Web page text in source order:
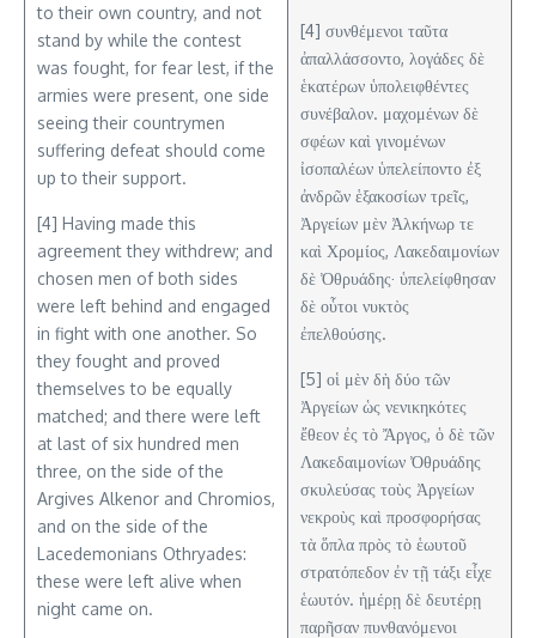
to their own country, and not
stand by while the contest
was fought, for fear lest, if the
armies were present, one side
seeing their countrymen
suffering defeat should come
up to their support.
[4] Having made this
agreement they withdrew; and
chosen men of both sides
were left behind and engaged
in fight with one another. So
they fought and proved
themselves to be equally
matched; and there were left
at last of six hundred men
three, on the side of the
Argives Alkenor and Chromios,
and on the side of the
Lacedemonians Othryades:
these were left alive when
night came on.
[4] συνθέμενοι ταῦτα
ἀπαλλάσσοντο, λογάδες δὲ
ἑκατέρων ὑπολειφθέντες
συνέβαλον. μαχομένων δὲ
σφέων καὶ γινομένων
ἰσοπαλέων ὑπελείποντο ἐξ
ἀνδρῶν ἑξακοσίων τρεῖς,
Ἀργείων μὲν Ἀλκήνωρ τε
καὶ Χρομίος, Λακεδαιμονίων
δὲ Ὀθρυάδης· ὑπελείφθησαν
δὲ οὗτοι νυκτὸς
ἐπελθούσης.
[5] οἱ μὲν δὴ δύο τῶν
Ἀργείων ὡς νενικηκότες
ἔθεον ἐς τὸ Ἄργος, ὁ δὲ τῶν
Λακεδαιμονίων Ὀθρυάδης
σκυλεύσας τοὺς Ἀργείων
νεκροὺς καὶ προσφορήσας
τὰ ὅπλα πρὸς τὸ ἑωυτοῦ
στρατόπεδον ἐν τῇ τάξι εἶχε
ἑωυτόν. ἡμέρῃ δὲ δευτέρῃ
παρῆσαν πυνθανόμενοι